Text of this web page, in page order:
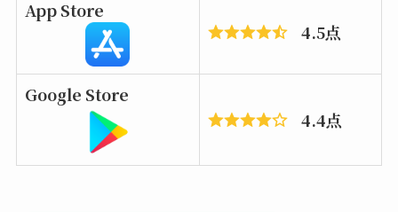
App Store
4.5点
Google Store
4.4点